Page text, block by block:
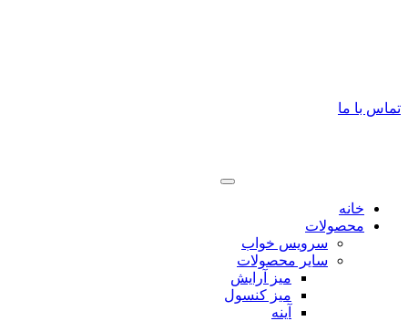
تماس با ما
خانه
محصولات
سرویس خواب
سایر محصولات
میز آرایش
میز کنسول
آینه